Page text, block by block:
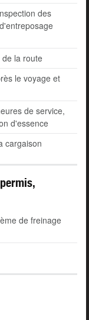
des
la route
le voyage et
de service,
d'essence
cargaison
de freinage